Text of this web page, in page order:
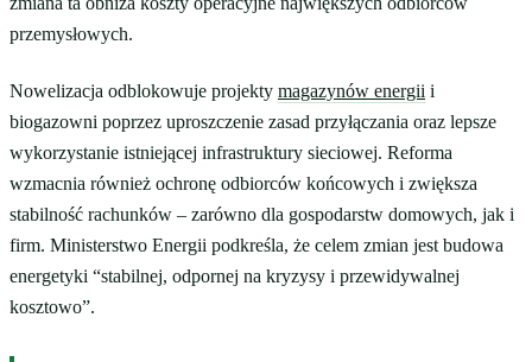
przemysłowych.
Nowelizacja odblokowuje projekty magazynów energii i
biogazowni poprzez uproszczenie zasad przyłączania oraz lepsze
wykorzystanie istniejącej infrastruktury sieciowej. Reforma
wzmacnia również ochronę odbiorców końcowych i zwiększa
stabilność rachunków – zarówno dla gospodarstw domowych, jak i
firm. Ministerstwo Energii podkreśla, że celem zmian jest budowa
energetyki “stabilnej, odpornej na kryzysy i przewidywalnej
kosztowo”.